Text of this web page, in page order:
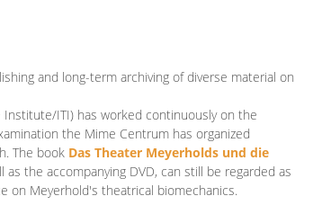
and long-term archiving of diverse material on
ITI) has worked continuously on the
the Mime Centrum has organized
The book Das Theater Meyerholds und die
the accompanying DVD, can still be regarded as
on Meyerhold's theatrical biomechanics.